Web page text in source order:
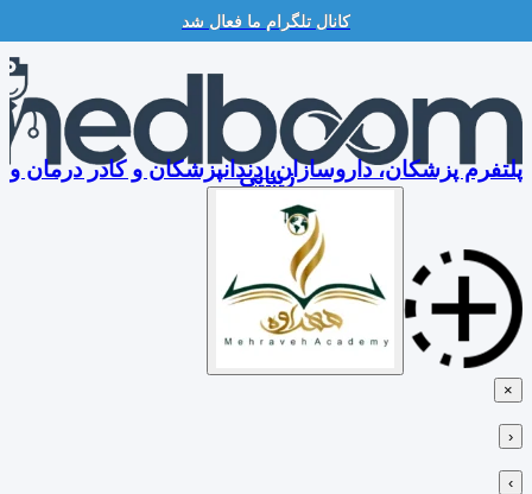
کانال تلگرام ما فعال شد
Skip
content
پلتفرم پزشکان، داروسازان، دندانپزشکان و کادر درمان و
زیبایی
×
‹
›